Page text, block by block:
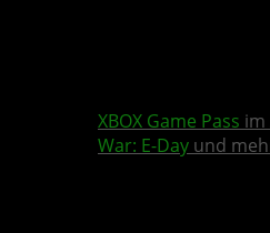
XBOX Game Pass im
War: E-Day und